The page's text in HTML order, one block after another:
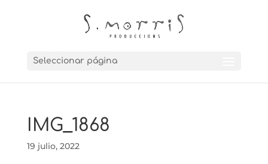
Seleccionar página
IMG_1868
19 julio, 2022